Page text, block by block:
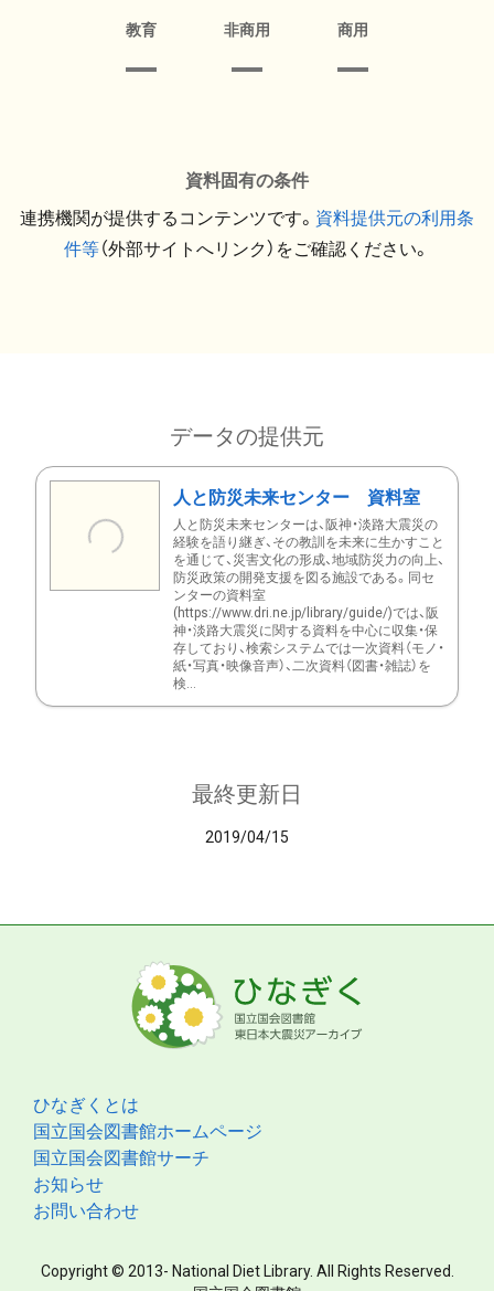
教育 非商用 商用
資料固有の条件
連携機関が提供するコンテンツです。 資料提供元の利用条
件等（外部サイトへリンク）をご確認ください。
データの提供元
人と防災未来センター 資料室
人と防災未来センターは、阪神・淡路大震災の
経験を語り継ぎ、その教訓を未来に生かすこと
を通じて、災害文化の形成、地域防災力の向上、
防災政策の開発支援を図る施設である。同セ
ンターの資料室
(https://www.dri.ne.jp/library/guide/)では、阪
神・淡路大震災に関する資料を中心に収集・保
存しており、検索システムでは一次資料（モノ・
紙・写真・映像音声）、二次資料（図書・雑誌）を
検...
最終更新日
2019/04/15
ひなぎくとは
国立国会図書館ホームページ
国立国会図書館サーチ
お知らせ
お問い合わせ
Copyright © 2013- National Diet Library. All Rights Reserved.